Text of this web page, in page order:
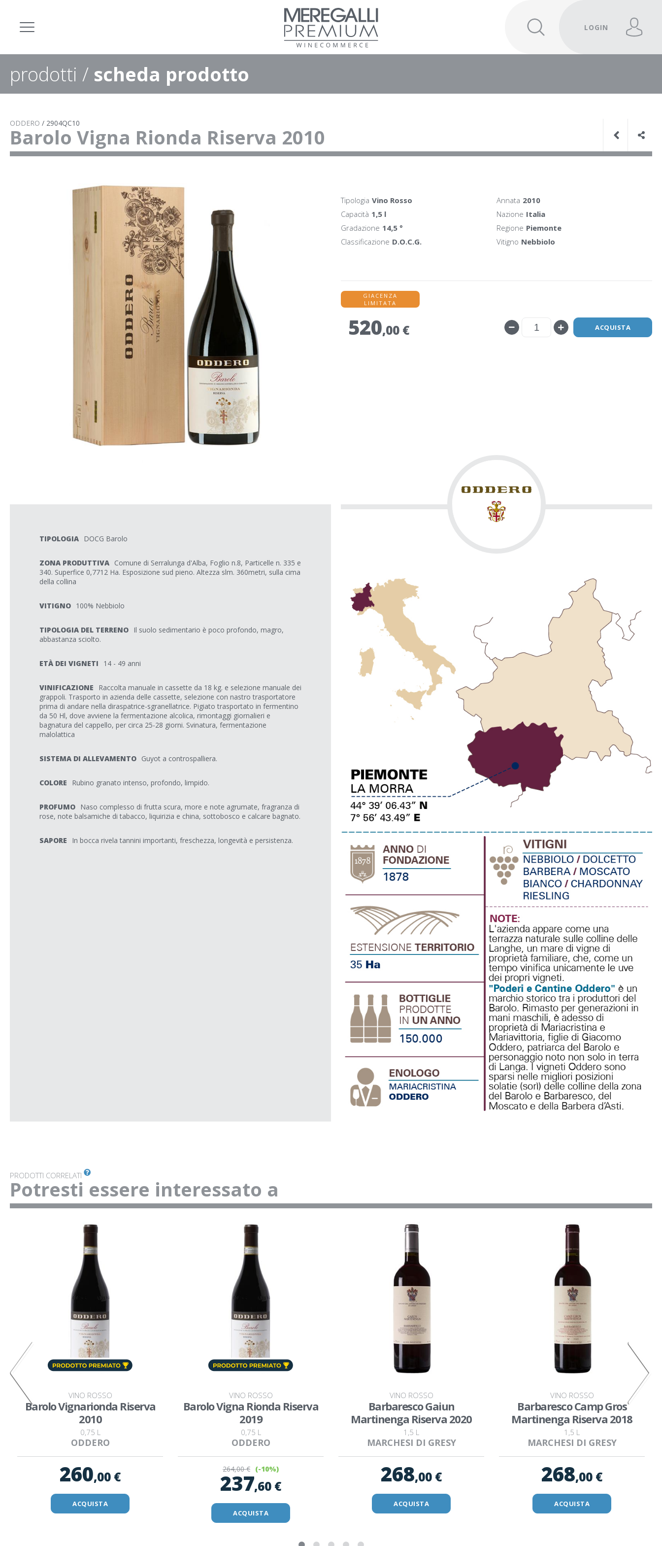
LOGIN
prodotti / scheda prodotto
ODDERO / 2904QC10
Barolo Vigna Rionda Riserva 2010
Tipologia Vino Rosso Annata 2010
Capacità 1,5 l Nazione Italia
Gradazione 14,5 ° Regione Piemonte
Classificazione D.O.C.G. Vitigno Nebbiolo
GIACENZA
LIMITATA
520,00 € ACQUISTA
TIPOLOGIA DOCG Barolo
ZONA PRODUTTIVA Comune di Serralunga d'Alba, Foglio n.8, Particelle n. 335 e
340. Superfice 0,7712 Ha. Esposizione sud pieno. Altezza slm. 360metri, sulla cima
della collina
VITIGNO 100% Nebbiolo
TIPOLOGIA DEL TERRENO Il suolo sedimentario è poco profondo, magro,
abbastanza sciolto.
ETÀ DEI VIGNETI 14 - 49 anni
VINIFICAZIONE
Raccolta manuale in cassette da 18 kg. e selezione manuale dei
grappoli. Trasporto in azienda delle cassette, selezione con nastro trasportatore
prima di andare nella diraspatrice-sgranellatrice. Pigiato trasportato in fermentino
da 50 Hl, dove avviene la fermentazione alcolica, rimontaggi giornalieri e
bagnatura del cappello, per circa 25-28 giorni. Svinatura, fermentazione
malolattica
SISTEMA DI ALLEVAMENTO Guyot a controspalliera.
COLORE Rubino granato intenso, profondo, limpido.
PROFUMO Naso complesso di frutta scura, more e note agrumate, fragranza di
rose, note balsamiche di tabacco, liquirizia e china, sottobosco e calcare bagnato.
SAPORE In bocca rivela tannini importanti, freschezza, longevità e persistenza.
PRODOTTI CORRELATI
Potresti essere interessato a
VINO ROSSO
Barolo Vignarionda Riserva
2010
0,75 L
ODDERO
260,00 €
ACQUISTA
VINO ROSSO
Barolo Vigna Rionda Riserva
2019
0,75 L
ODDERO
264,00 € (-10%)
237,60 €
ACQUISTA
VINO ROSSO
Barbaresco Gaiun
Martinenga Riserva 2020
1,5 L
MARCHESI DI GRESY
268,00 €
ACQUISTA
VINO ROSSO
Barbaresco Camp Gros
Martinenga Riserva 2018
1,5 L
MARCHESI DI GRESY
268,00 €
ACQUISTA